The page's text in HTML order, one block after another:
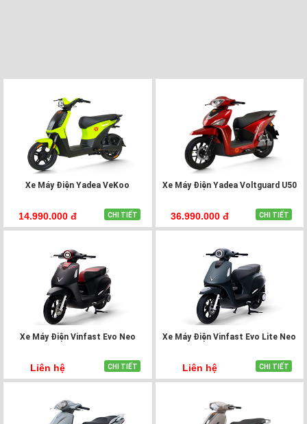
Xe Máy Điện Yadea VeKoo
14.990.000 đ CHI TIẾT
Xe Máy Điện Yadea Voltguard U50
36.990.000 đ CHI TIẾT
Xe Máy Điện Vinfast Evo Neo
Liên hệ CHI TIẾT
Xe Máy Điện Vinfast Evo Lite Neo
Liên hệ CHI TIẾT